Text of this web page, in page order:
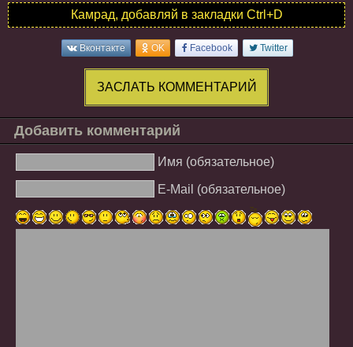
Камрад, добавляй в закладки Ctrl+D
Вконтакте OK Facebook Twitter
ЗАСЛАТЬ КОММЕНТАРИЙ
Добавить комментарий
Имя (обязательное)
E-Mail (обязательное)